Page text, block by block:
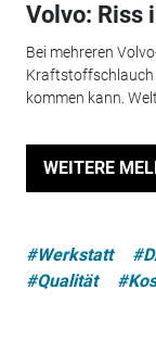
Volvo: Riss
Bei mehreren
Kraftstoffschlauch
kommen kann.
WEITERE
#Werkstatt
#Qualität